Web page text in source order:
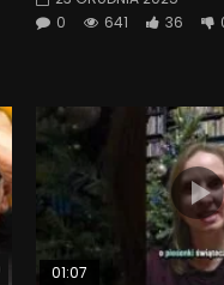
0
641 36
Watch Later
01:07